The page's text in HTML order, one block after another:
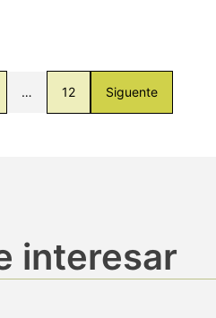
… 12 Siguente
interesar